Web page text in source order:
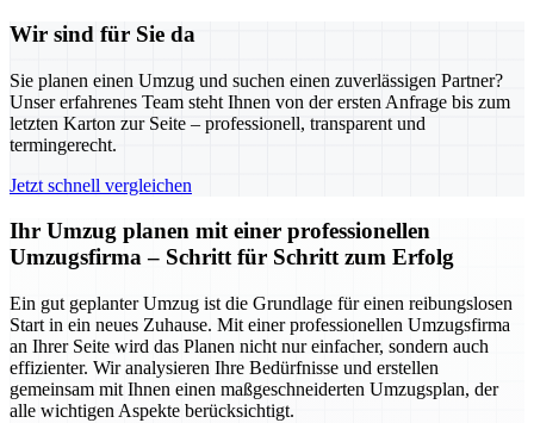
Wir sind für Sie da
Sie planen einen Umzug und suchen einen zuverlässigen Partner?
Unser erfahrenes Team steht Ihnen von der ersten Anfrage bis zum
letzten Karton zur Seite – professionell, transparent und
termingerecht.
Jetzt schnell vergleichen
Ihr Umzug planen mit einer professionellen
Umzugsfirma – Schritt für Schritt zum Erfolg
Ein gut geplanter Umzug ist die Grundlage für einen reibungslosen
Start in ein neues Zuhause. Mit einer professionellen Umzugsfirma
an Ihrer Seite wird das Planen nicht nur einfacher, sondern auch
effizienter. Wir analysieren Ihre Bedürfnisse und erstellen
gemeinsam mit Ihnen einen maßgeschneiderten Umzugsplan, der
alle wichtigen Aspekte berücksichtigt.